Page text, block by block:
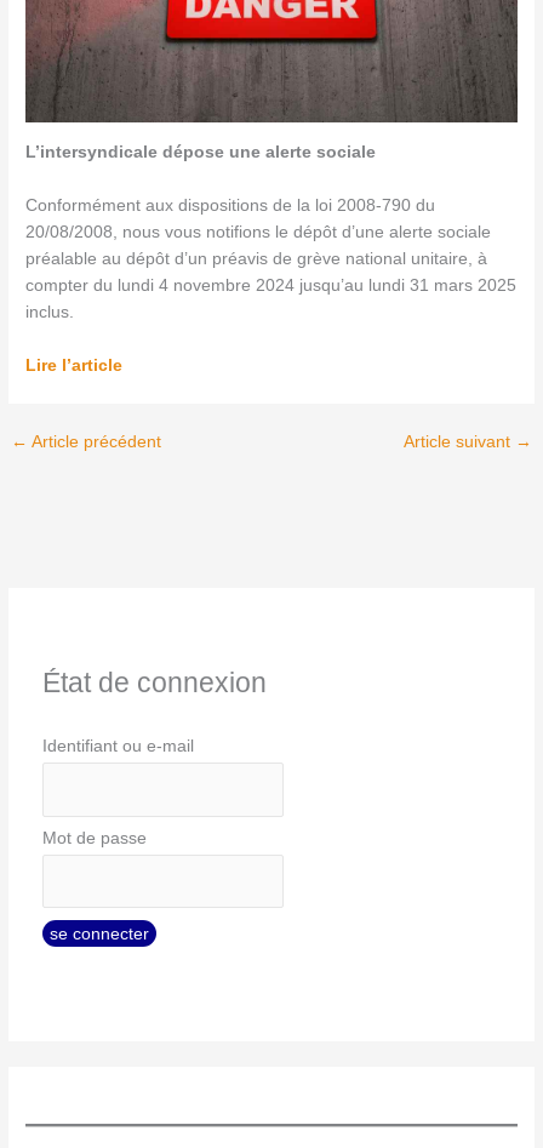
L’intersyndicale dépose une alerte sociale
Conformément aux dispositions de la loi 2008-790 du
20/08/2008, nous vous notifions le dépôt d’une alerte sociale
préalable au dépôt d’un préavis de grève national unitaire, à
compter du lundi 4 novembre 2024 jusqu’au lundi 31 mars 2025
inclus.
Lire l’article
← Article précédent Article suivant →
État de connexion
Identifiant ou e-mail
Mot de passe